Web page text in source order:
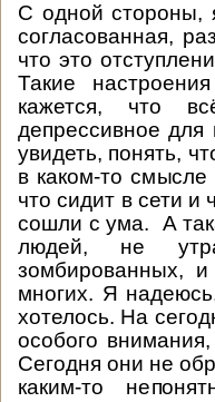
С одной стороны,
согласованная,
что это
Такие
кажется, что
депрессивное для
увидеть, понять,
в каком-то смысле
что сидит в сети и
сошли с ума. А
людей, не
зомбированных,
многих. Я
хотелось. На
особого
Сегодня они не
каким-то